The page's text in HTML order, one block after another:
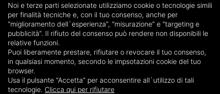
Noi e terze parti selezionate utilizziamo cookie o tecnologie simili
per finalità tecniche e, con il tuo consenso, anche per
“miglioramento dell`esperienza”, “misurazione” e “targeting e
pubblicità”. Il rifiuto del consenso può rendere non disponibili le
relative funzioni.
Puoi liberamente prestare, rifiutare o revocare il tuo consenso,
in qualsiasi momento, secondo le impsotazioni cookie del tuo
browser.
Usa il pulsante “Accetta” per acconsentire all`utilizzo di tali
tecnologie. Clicca qui per rifiutare